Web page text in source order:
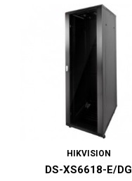
HIKVISION
DS-XS6618-E/DG